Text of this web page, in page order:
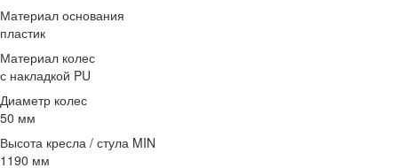
Материал основания
пластик
Материал колес
с накладкой PU
Диаметр колес
50 мм
Высота кресла / стула MIN
1190 мм